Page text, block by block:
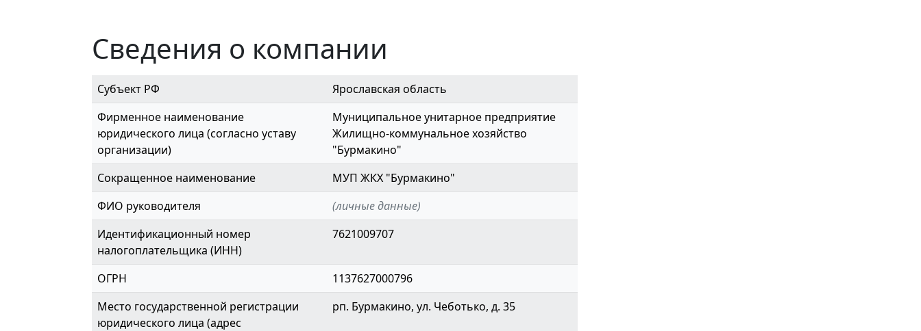
Сведения о компании
Субъект РФ
Ярославская область
Фирменное наименование
юридического лица (согласно уставу
организации)
Муниципальное унитарное предприятие
Жилищно-коммунальное хозяйство
"Бурмакино"
Сокращенное наименование
МУП ЖКХ "Бурмакино"
ФИО руководителя
(личные данные)
Идентификационный номер
налогоплательщика (ИНН)
7621009707
ОГРН
1137627000796
Место государственной регистрации
юридического лица (адрес
рп. Бурмакино, ул. Чеботько, д. 35